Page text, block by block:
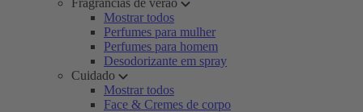
Fragrâncias de verão
Mostrar todos
Perfumes para mulher
Perfumes para homem
Desodorizante em spray
Cuidado
Mostrar todos
Face & Cremes de corpo